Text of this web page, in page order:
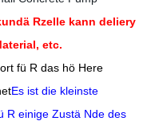
Rzelle kann deliery
etc.
fü R das hö Here
Es ist die kleinste
R einige Zustä Nde des